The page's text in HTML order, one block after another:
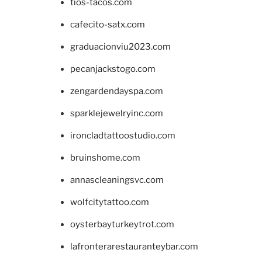
tios-tacos.com
cafecito-satx.com
graduacionviu2023.com
pecanjackstogo.com
zengardendayspa.com
sparklejewelryinc.com
ironcladtattoostudio.com
bruinshome.com
annascleaningsvc.com
wolfcitytattoo.com
oysterbayturkeytrot.com
lafronterarestauranteybar.com